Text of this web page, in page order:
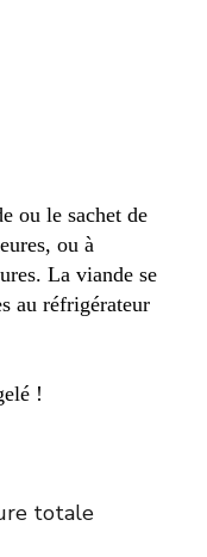
ou le sachet de
ou à
La viande se
au réfrigérateur
!
totale